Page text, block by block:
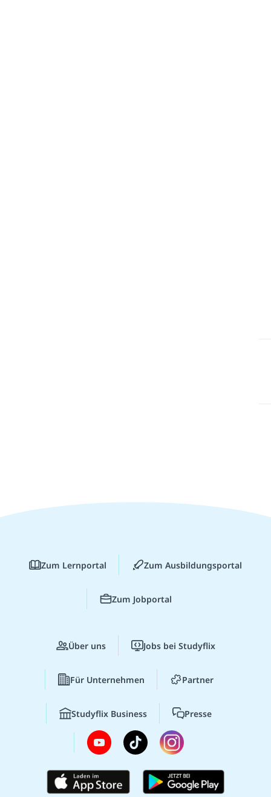
Zum Lernportal Zum Ausbildungsportal
Zum Jobportal
Über uns Jobs bei Studyflix
Für Unternehmen Partner
Studyflix Business Presse